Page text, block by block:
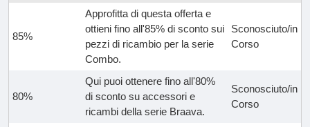
85%
Approfitta di questa offerta e
ottieni fino all'85% di sconto sui
pezzi di ricambio per la serie
Combo.
Sconosciuto/in
Corso
80%
Qui puoi ottenere fino all'80%
di sconto su accessori e
ricambi della serie Braava.
Sconosciuto/in
Corso